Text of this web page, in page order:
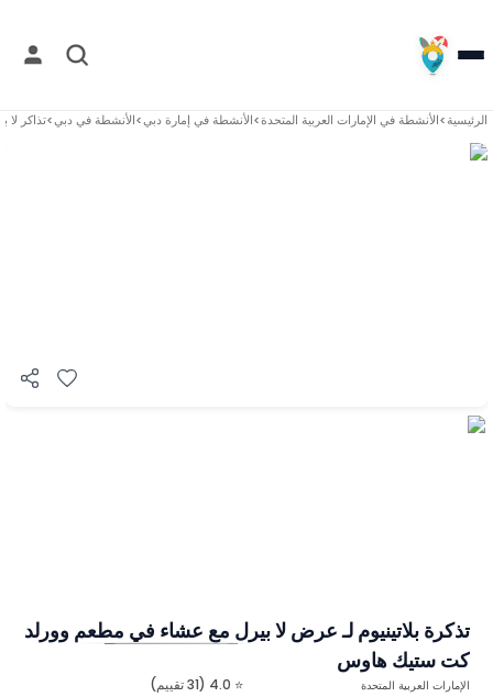
الرئيسية>الأنشطة في الإمارات العربية المتحدة>الأنشطة في إمارة دبي>الأنشطة في دبي>تذاكر لا
تذكرة بلاتينيوم لـ عرض لا بيرل مع عشاء في مطعم وورلد
كت ستيك هاوس
⭐ 4.0 (31 تقييم)
الإمارات العربية المتحدة